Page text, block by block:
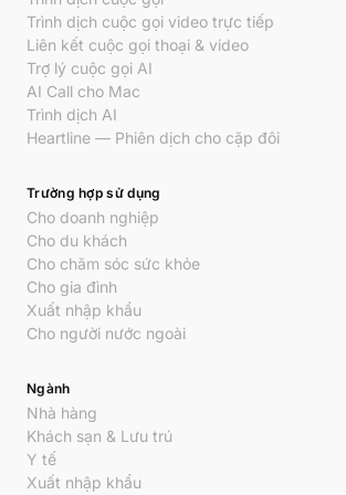
Trình dịch cuộc gọi video trực tiếp
Liên kết cuộc gọi thoại & video
Trợ lý cuộc gọi AI
AI Call cho Mac
Trình dịch AI
Heartline — Phiên dịch cho cặp đôi
Trường hợp sử dụng
Cho doanh nghiệp
Cho du khách
Cho chăm sóc sức khỏe
Cho gia đình
Xuất nhập khẩu
Cho người nước ngoài
Ngành
Nhà hàng
Khách sạn & Lưu trú
Y tế
Xuất nhập khẩu